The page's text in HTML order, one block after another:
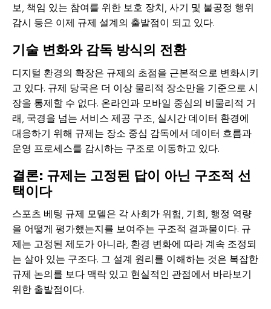
보, 책임 있는 참여를 위한 보호 장치, 사기 및 불공정 행위
감시 등은 이제 규제 설계의 출발점이 되고 있다.
기술 변화와 감독 방식의 전환
디지털 환경의 확장은 규제의 초점을 근본적으로 변화시키
고 있다. 규제 당국은 더 이상 물리적 장소만을 기준으로 시
장을 통제할 수 없다. 온라인과 모바일 중심의 비물리적 거
래, 국경을 넘는 서비스 제공 구조, 실시간 데이터 환경에
대응하기 위해 규제는 장소 중심 감독에서 데이터 흐름과
운영 프로세스를 감시하는 구조로 이동하고 있다.
결론: 규제는 고정된 답이 아닌 구조적 선
택이다
스포츠 베팅 규제 모델은 각 사회가 위험, 기회, 행정 역량
을 어떻게 평가했는지를 보여주는 구조적 결과물이다. 규
제는 고정된 제도가 아니라, 환경 변화에 따라 계속 조정되
는 살아 있는 구조다. 그 설계 원리를 이해하는 것은 복잡한
규제 논의를 보다 맥락 있고 현실적인 관점에서 바라보기
위한 출발점이다.